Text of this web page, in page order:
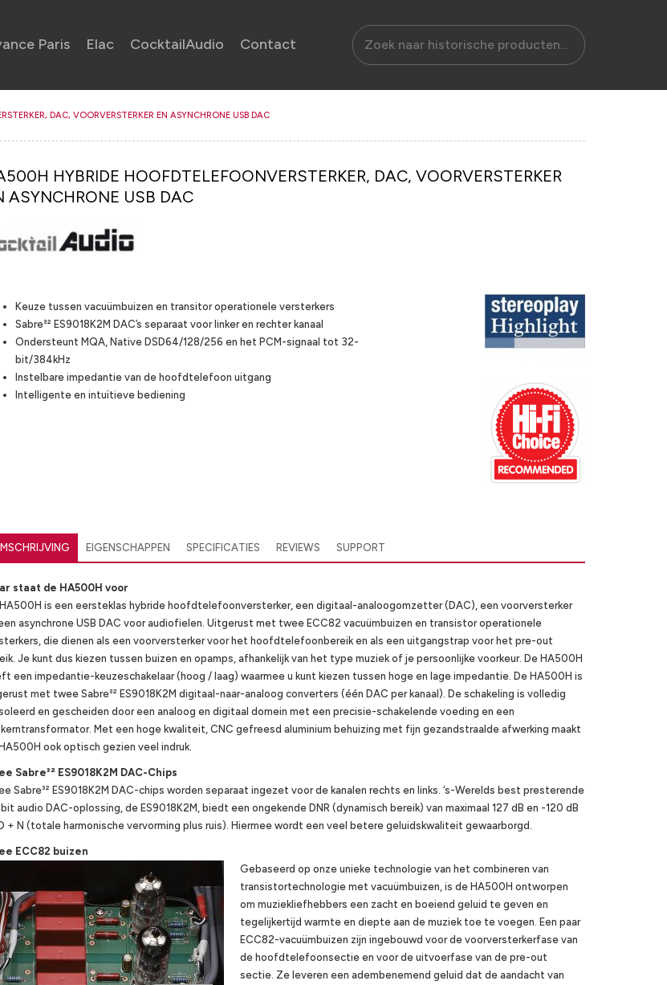
Paris Elac CocktailAudio Contact
DAC, VOORVERSTERKER EN ASYNCHRONE USB DAC
HYBRIDE HOOFDTELEFOONVERSTERKER, DAC, VOORVERSTERKER
ASYNCHRONE USB DAC
Keuze tussen vacuümbuizen en transitoroperationele versterkers
Sabre³² ES9018K2M DAC’s separaat voor linker en rechter kanaal
Ondersteunt MQA, Native DSD64/128/256 en het PCM-signaal tot 32-
bit/384kHz
Instelbare impedantie van de hoofdtelefoon uitgang
Intelligente en intuïtieve bediening
EIGENSCHAPPEN SPECIFICATIES REVIEWS SUPPORT
staat de HA500H voor
is een eersteklas hybride hoofdtelefoonversterker, een digitaal-analoogomzetter (DAC), een voorversterker
asynchrone USB DAC voor audiofielen. Uitgerust met twee ECC82 vacuümbuizen en transistor operationele
die dienen als een voorversterker voor het hoofdtelefoonbereik en als een uitgangstrap voor het pre-out
Je kunt dus kiezen tussen buizen en opamps, afhankelijk van het type muziek of je persoonlijke voorkeur. De HA500H
een impedantie-keuzeschakelaar (hoog / laag) waarmee u kunt kiezen tussen hoge en lage impedantie. De HA500H is
met twee Sabre³² ES9018K2M digitaal-naar-analoog converters (één DAC per kanaal). De schakeling is volledig
en gescheiden door een analoog en digitaal domein met een precisie-schakelende voeding en een
Met een hoge kwaliteit, CNC gefreesd aluminium behuizing met fijn gezandstraalde afwerking maakt
ook optisch gezien veel indruk.
Sabre³² ES9018K2M DAC-Chips
Sabre³² ES9018K2M DAC-chips worden separaat ingezet voor de kanalen rechts en links. ‘s-Werelds best presterende
audio DAC-oplossing, de ES9018K2M, biedt een ongekende DNR (dynamisch bereik) van maximaal 127 dB en -120 dB
+ N (totale harmonische vervorming plus ruis). Hiermee wordt een veel betere geluidskwaliteit gewaarborgd.
ECC82 buizen
Gebaseerd op onze unieke technologie van het combineren van
transistortechnologie met vacuümbuizen, is de HA500H ontworpen
om muziekliefhebbers een zacht en boeiend geluid te geven en
tegelijkertijd warmte en diepte aan de muziek toe te voegen. Een paar
ECC82-vacuümbuizen zijn ingebouwd voor de voorversterkerfase van
de hoofdtelefoonsectie en voor de uitvoerfase van de pre-out
sectie. Ze leveren een adembenemend geluid dat de aandacht van